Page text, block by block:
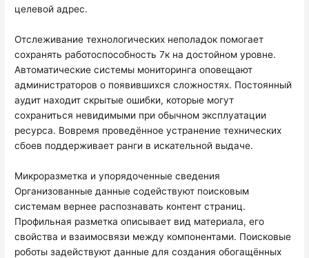
целевой адрес.
Отслеживание технологических неполадок помогает
сохранять работоспособность 7к на достойном уровне.
Автоматические системы мониторинга оповещают
администраторов о появившихся сложностях. Постоянный
аудит находит скрытые ошибки, которые могут
сохраниться невидимыми при обычном эксплуатации
ресурса. Вовремя проведённое устранение технических
сбоев поддерживает ранги в искательной выдаче.
Микроразметка и упорядоченные сведения
Организованные данные содействуют поисковым
системам вернее распознавать контент страниц.
Профильная разметка описывает вид материала, его
свойства и взаимосвязи между компонентами. Поисковые
роботы задействуют данные для создания обогащённых